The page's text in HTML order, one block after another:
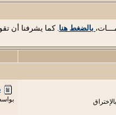
بالضغط هنا. كما يشرفنا أن